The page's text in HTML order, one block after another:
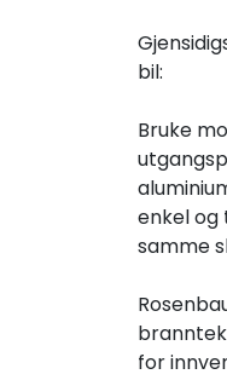
bil:
Bruke
enkel og
samme
for